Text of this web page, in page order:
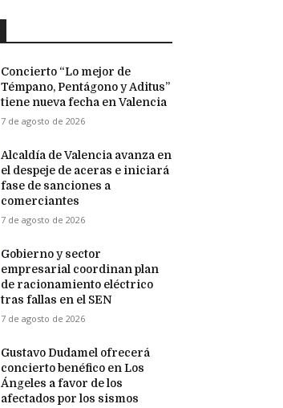
Concierto “Lo mejor de
Témpano, Pentágono y Aditus”
tiene nueva fecha en Valencia
7 de agosto de 2026
Alcaldía de Valencia avanza en
el despeje de aceras e iniciará
fase de sanciones a
comerciantes
7 de agosto de 2026
Gobierno y sector
empresarial coordinan plan
de racionamiento eléctrico
tras fallas en el SEN
7 de agosto de 2026
Gustavo Dudamel ofrecerá
concierto benéfico en Los
Ángeles a favor de los
afectados por los sismos